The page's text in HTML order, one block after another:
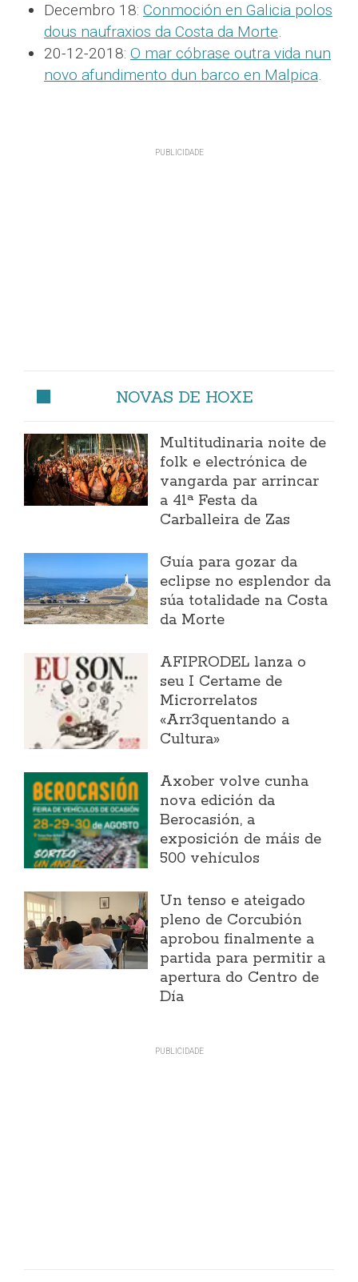
Decembro 18: Conmoción en Galicia polos
dous naufraxios da Costa da Morte.
20-12-2018: O mar cóbrase outra vida nun
novo afundimento dun barco en Malpica.
NOVAS DE HOXE
Multitudinaria noite de
folk e electrónica de
vangarda par arrincar
a 41ª Festa da
Carballeira de Zas
Guía para gozar da
eclipse no esplendor da
súa totalidade na Costa
da Morte
AFIPRODEL lanza o
seu I Certame de
Microrrelatos
«Arr3quentando a
Cultura»
Axober volve cunha
nova edición da
Berocasión, a
exposición de máis de
500 vehículos
Un tenso e ateigado
pleno de Corcubión
aprobou finalmente a
partida para permitir a
apertura do Centro de
Día